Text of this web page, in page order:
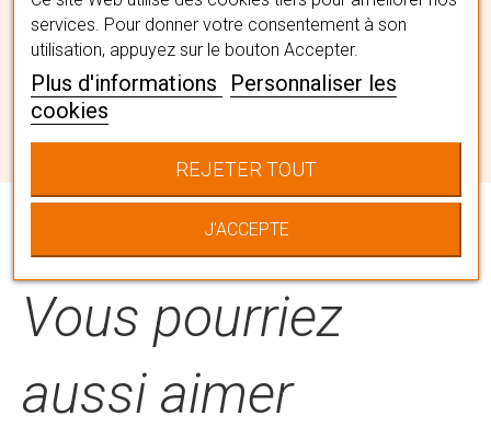
Trouvez la perruque qui vous
convient avec l'aide nos spécialistes
capillaires en institut. Ils vous
accompagneront pour choisir LA
chevelure qui vous correspond en la
personnalisant à votre image.
Vous pourriez
aussi aimer
services. Pour donner votre consentement à son
utilisation, appuyez sur le bouton Accepter.
Plus d'informations
Personnaliser les
cookies
REJETER TOUT
J'ACCEPTE